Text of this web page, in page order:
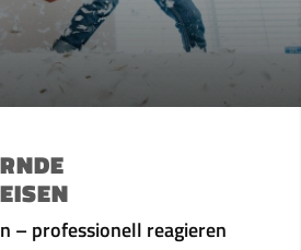
– professionell reagieren